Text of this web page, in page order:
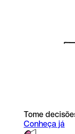
Tome
Conheça já